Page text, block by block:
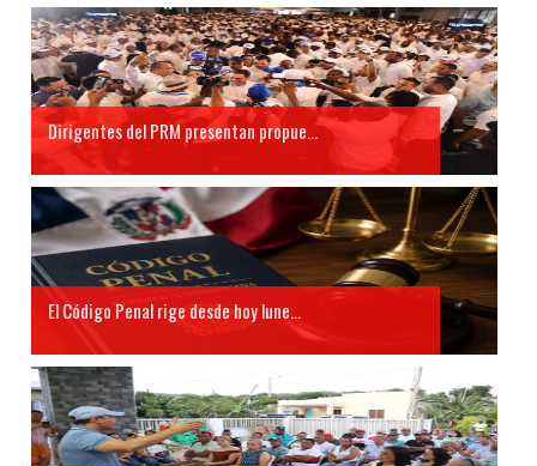
Dirigentes del PRM presentan propue...
El Código Penal rige desde hoy lune...